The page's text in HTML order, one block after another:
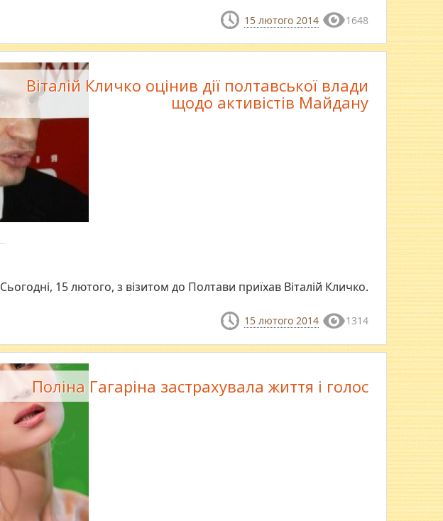
15 лютого 2014 1648
Віталій Кличко оцінив дії полтавської влади
щодо активістів Майдану
Сьогодні, 15 лютого, з візитом до Полтави приїхав Віталій Кличко.
15 лютого 2014 1314
Поліна Гагаріна застрахувала життя і голос